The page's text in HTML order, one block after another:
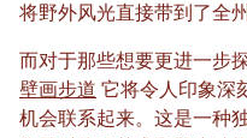
将野外风光直接带到了全
而对于那些想要更进一步
壁画步道 它将令人印象深
机会联系起来。这是一种